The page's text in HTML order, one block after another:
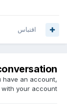
اقتباس
have an account,
your account.